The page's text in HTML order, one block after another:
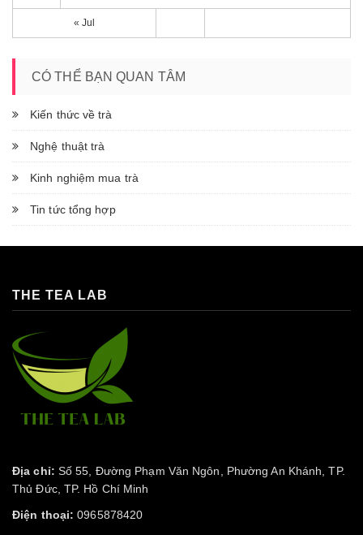
« Jul
CÓ THỂ BẠN QUAN TÂM
Kiến thức về trà
Nghệ thuật trà
Kinh nghiệm mua trà
Tin tức tổng hợp
THE TEA LAB
Địa chỉ: Số 55, Đường Phạm Văn Ngôn, Phường An Khánh, TP.
Thủ Đức, TP. Hồ Chí Minh
Điện thoại: 0965878420